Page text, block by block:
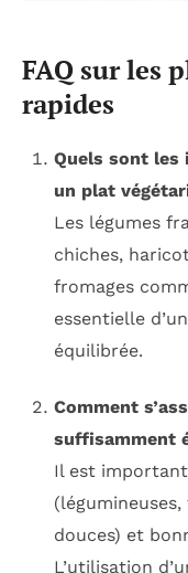
FAQ sur les
rapides
Quels sont les
un plat
Les légumes
chiches,
fromages
essentielle
équilibrée.
Comment
suffisamment
Il est
douces) et
L’utilisation